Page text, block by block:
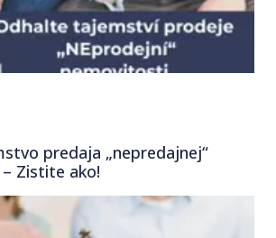
predaja „nepredajnej“
Zistite ako!